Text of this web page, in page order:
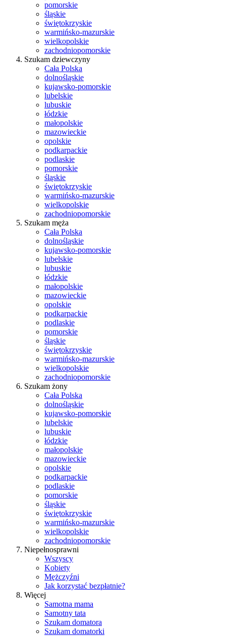
pomorskie
śląskie
świętokrzyskie
warmińsko-mazurskie
wielkopolskie
zachodniopomorskie
Szukam dziewczyny
Cała Polska
dolnośląskie
kujawsko-pomorskie
lubelskie
lubuskie
łódzkie
małopolskie
mazowieckie
opolskie
podkarpackie
podlaskie
pomorskie
śląskie
świętokrzyskie
warmińsko-mazurskie
wielkopolskie
zachodniopomorskie
Szukam męża
Cała Polska
dolnośląskie
kujawsko-pomorskie
lubelskie
lubuskie
łódzkie
małopolskie
mazowieckie
opolskie
podkarpackie
podlaskie
pomorskie
śląskie
świętokrzyskie
warmińsko-mazurskie
wielkopolskie
zachodniopomorskie
Szukam żony
Cała Polska
dolnośląskie
kujawsko-pomorskie
lubelskie
lubuskie
łódzkie
małopolskie
mazowieckie
opolskie
podkarpackie
podlaskie
pomorskie
śląskie
świętokrzyskie
warmińsko-mazurskie
wielkopolskie
zachodniopomorskie
Niepełnosprawni
Wszyscy
Kobiety
Mężczyźni
Jak korzystać bezpłatnie?
Więcej
Samotna mama
Samotny tata
Szukam domatora
Szukam domatorki